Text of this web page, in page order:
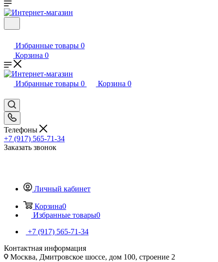
Избранные товары 0
Корзина 0
Избранные товары 0 Корзина 0
Телефоны
+7 (917) 565-71-34
Заказать звонок
Личный кабинет
Корзина0
Избранные товары0
+7 (917) 565-71-34
Контактная информация
Москва, Дмитровское шоссе, дом 100, строение 2